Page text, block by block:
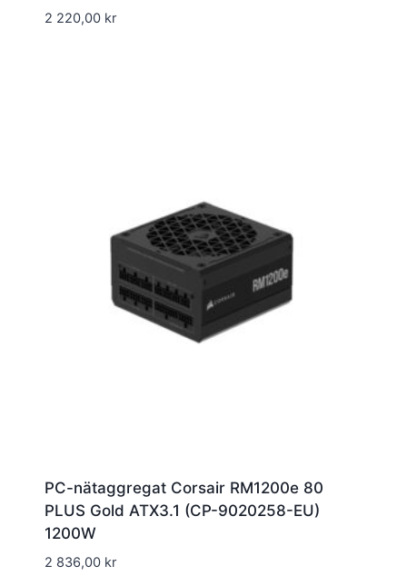
2 220,00 kr
PC-nätaggregat Corsair RM1200e 80
PLUS Gold ATX3.1 (CP-9020258-EU)
1200W
2 836,00 kr